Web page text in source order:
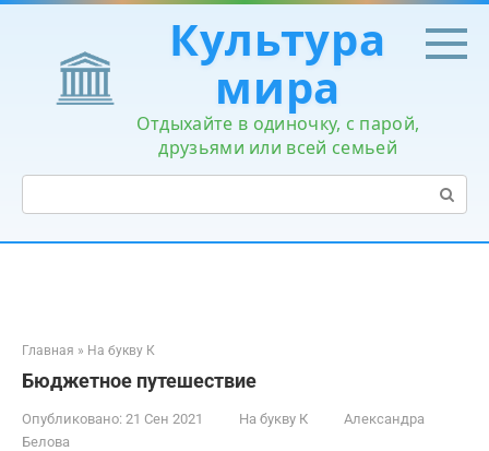
Перейти
контенту
Культура
мира
Отдыхайте в одиночку, с парой,
друзьями или всей семьей
Поиск:
Главная » На букву К
Бюджетное путешествие
Опубликовано: 21 Сен 2021 На букву К
Александра
Белова